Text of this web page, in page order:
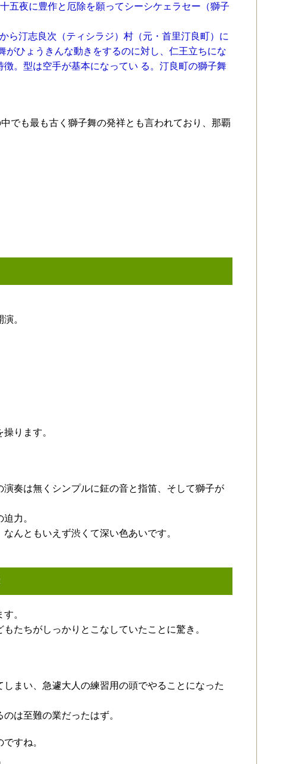
五夜に豊作と厄除を願ってシーシケェラセー（獅子
ら汀志良次（ティシラジ）村（元・首里汀良町）に
ひょうきんな動きをするのに対し、仁王立ちにな
。型は空手が基本になってい る。汀良町の獅子舞
でも最も古く獅子舞の発祥とも言われており、那覇
。
ります。
奏は無くシンプルに鉦の音と指笛、そして獅子が
力。
んともいえず渋くて深い色あいです。
。
たちがしっかりとこなしていたことに驚き。
まい、急遽大人の練習用の頭でやることになった
は至難の業だったはず。
すね。